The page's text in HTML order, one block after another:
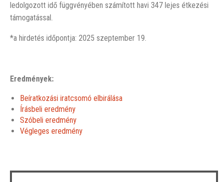
ledolgozott idő függvényében számított havi 347 lejes étkezési
támogatással.
*a hirdetés időpontja: 2025 szeptember 19.
Eredmények:
Beíratkozási iratcsomó elbirálása
Írásbeli eredmény
Szóbeli eredmény
Végleges eredmény